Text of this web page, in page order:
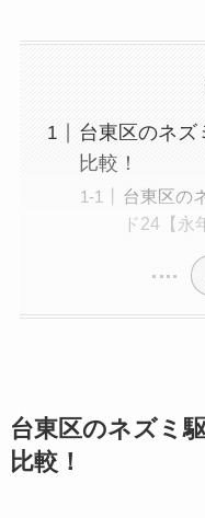
台東区のネ
比較！
台東区の
ド24【永
台東区のネズミ
比較！